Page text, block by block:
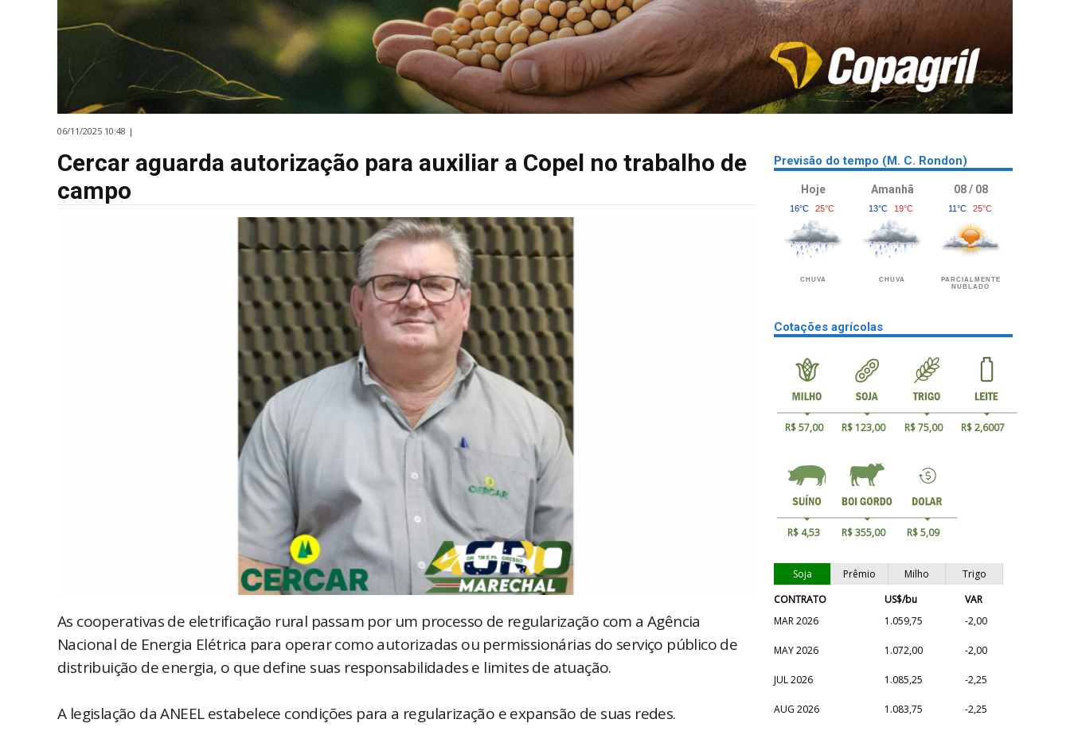
06/11/2025 10:48 |
Cercar aguarda autorização para auxiliar a Copel no trabalho de
campo
As cooperativas de eletrificação rural passam por um processo de regularização com a Agência
Nacional de Energia Elétrica para operar como autorizadas ou permissionárias do serviço público de
distribuição de energia, o que define suas responsabilidades e limites de atuação.
A legislação da ANEEL estabelece condições para a regularização e expansão de suas redes.
Previsão do tempo (M. C. Rondon)
Hoje
16°C 25°C
CHUVA
Amanhã
13°C 19°C
CHUVA
08 / 08
11°C 25°C
PARCIALMENTE
NUBLADO
Cotações agrícolas
R$ 57,00 R$ 123,00 R$ 75,00 R$ 2,6007
R$ 4,53 R$ 355,00 R$ 5,09
Soja Prêmio Milho
Trigo
CONTRATO
US$/bu
VAR
MAR 2026
1.059,75 -2,00
MAY 2026 1.072,00 -2,00
JUL 2026 1.085,25 -2,25
AUG 2026 1.083,75 -2,25